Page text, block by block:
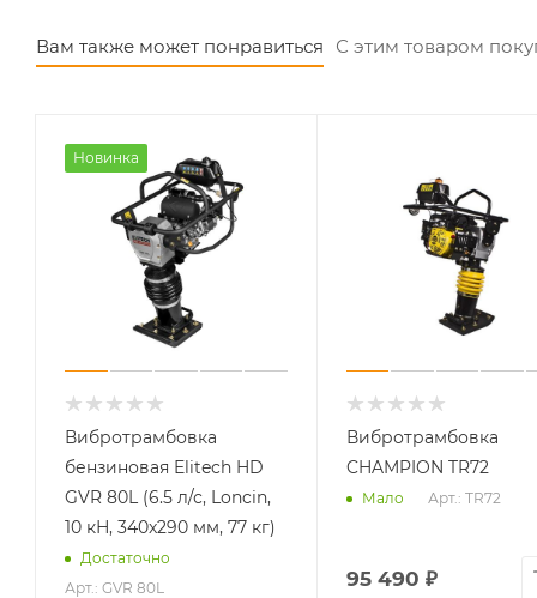
Вам также может понравиться С этим товаром
Новинка
Вибротрамбовка
бензиновая Elitech HD
GVR 80L (6.5 л/с, Loncin,
10 кН, 340x290 мм, 77 кг)
Достаточно
Арт.: GVR 80L
Вибротрамбовка
CHAMPION TR72
Мало Арт.: TR72
95 490 ₽